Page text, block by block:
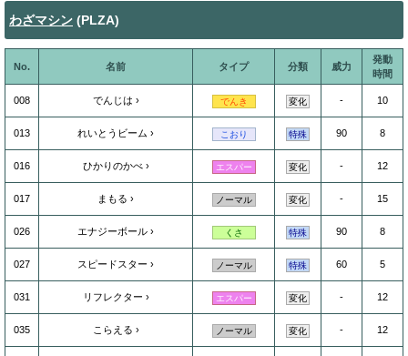
わざマシン (PLZA)
No. 名前 タイプ 分類 威力
発動
時間
008 でんじは でんき 変化 - 10
013 れいとうビーム こおり 特殊 90 8
016 ひかりのかべ エスパー 変化 - 12
017 まもる ノーマル 変化 - 15
026 エナジーボール くさ 特殊 90 8
027 スピードスター ノーマル 特殊 60 5
031 リフレクター エスパー 変化 - 12
035 こらえる ノーマル 変化 - 12